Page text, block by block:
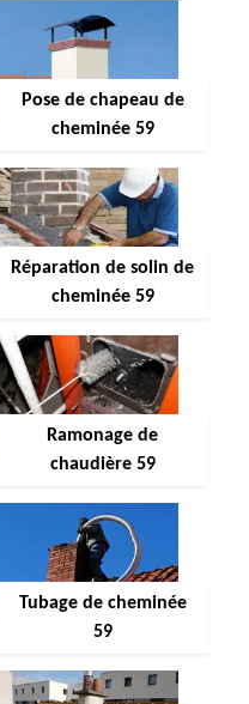
Pose de chapeau de
cheminée 59
Réparation de solin de
cheminée 59
Ramonage de
chaudière 59
Tubage de cheminée
59